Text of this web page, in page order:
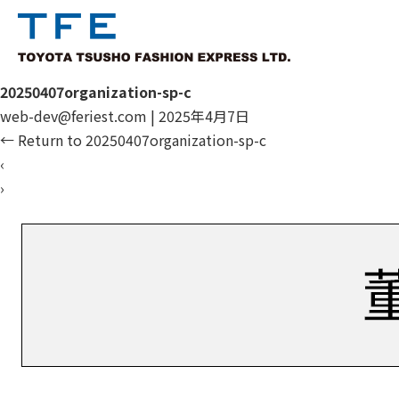
20250407organization-sp-c
web-dev@feriest.com | 2025年4月7日
← Return to 20250407organization-sp-c
‹
›